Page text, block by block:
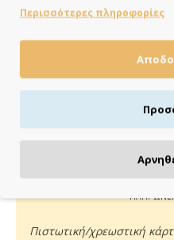
Πιστωτική/χρεωστική
Περισσότερες πληροφορίες